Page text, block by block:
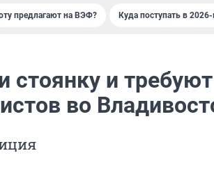
предлагают на ВЭФ? Куда поступать в
стоянку и требуют
во